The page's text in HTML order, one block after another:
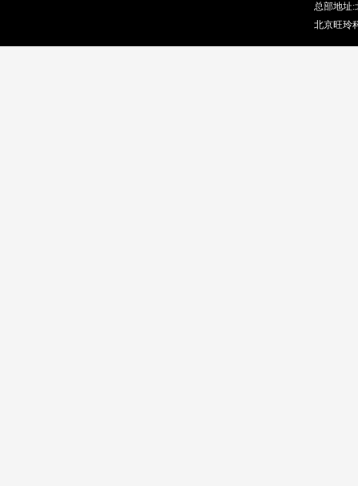
总部地址:
北京旺玲